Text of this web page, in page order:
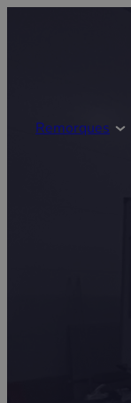
Remorques